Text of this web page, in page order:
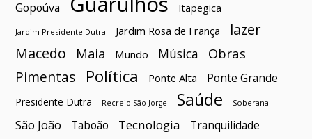
Gopoúva Itapegica
Jardim Presidente Dutra Jardim Rosa de França
lazer
Macedo
Maia Mundo Música Obras
Pimentas Política Ponte Alta Ponte Grande
Presidente Dutra Recreio São Jorge Saúde Soberana
São João Taboão Tecnologia Tranquilidade